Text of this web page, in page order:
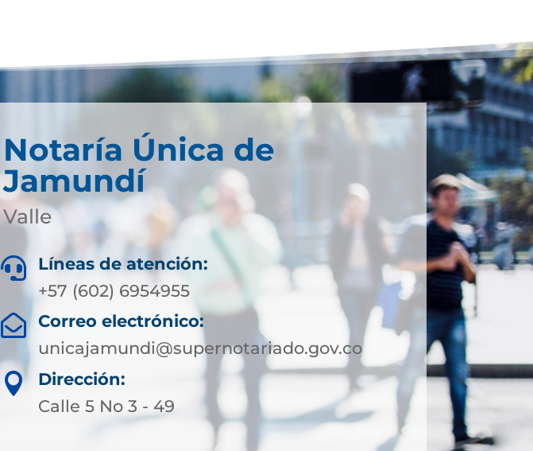
Notaría Única de
Jamundí
Valle

Líneas de atención:
+57 (602) 6954955

Correo electrónico:
unicajamundi@supernotariado.gov.co

Dirección:
Calle 5 No 3 - 49